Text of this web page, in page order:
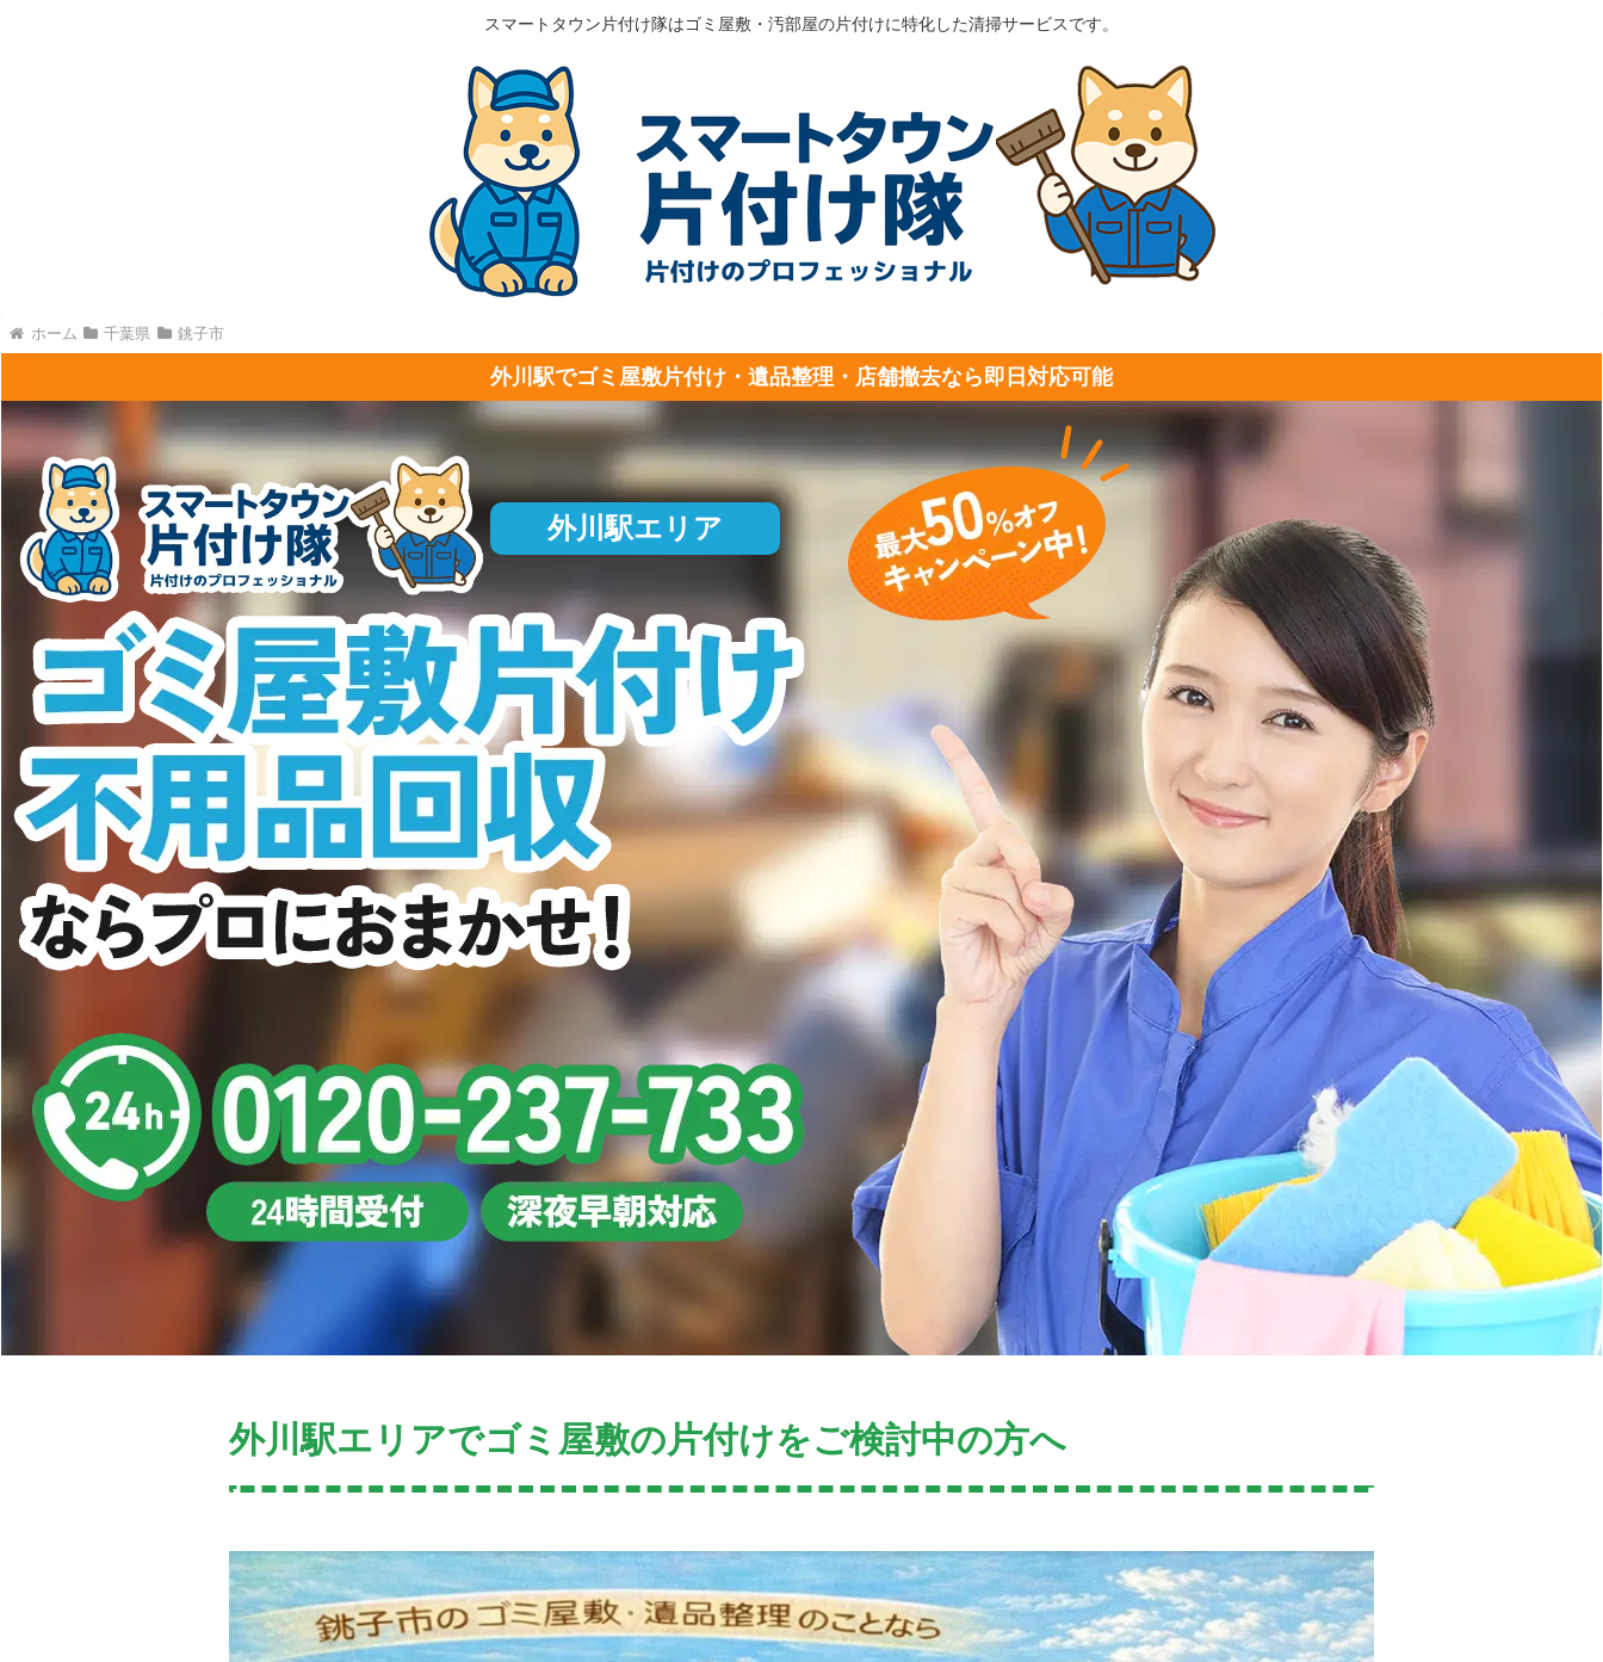
スマートタウン片付け隊はゴミ屋敷・汚部屋の片付けに特化した清掃サービスです。
ホーム 千葉県 銚子市
外川駅でゴミ屋敷片付け・遺品整理・店舗撤去なら即日対応可能
外川駅エリア
外川駅エリアでゴミ屋敷の片付けをご検討中の方へ